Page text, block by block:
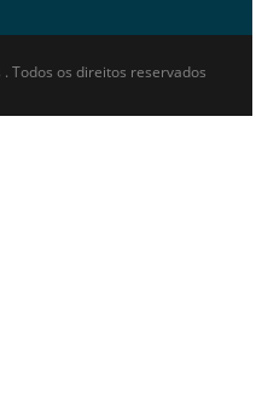
Todos os direitos reservados